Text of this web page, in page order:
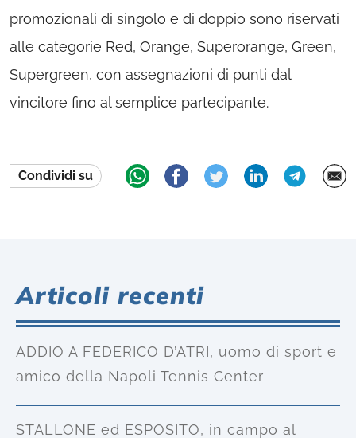
promozionali di singolo e di doppio sono riservati
alle categorie Red, Orange, Superorange, Green,
Supergreen, con assegnazioni di punti dal
vincitore fino al semplice partecipante.
Condividi su
Articoli recenti
ADDIO A FEDERICO D’ATRI, uomo di sport e
amico della Napoli Tennis Center
STALLONE ed ESPOSITO, in campo al